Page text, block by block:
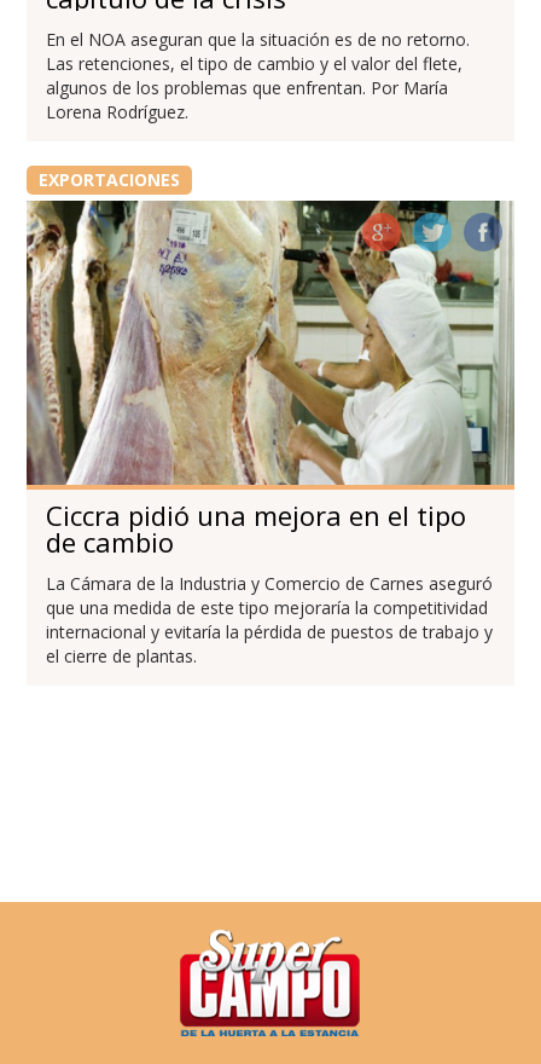
En el NOA aseguran que la situación es de no retorno.
Las retenciones, el tipo de cambio y el valor del flete,
algunos de los problemas que enfrentan. Por María
Lorena Rodríguez.
EXPORTACIONES
Ciccra pidió una mejora en el tipo
de cambio
La Cámara de la Industria y Comercio de Carnes aseguró
que una medida de este tipo mejoraría la competitividad
internacional y evitaría la pérdida de puestos de trabajo y
el cierre de plantas.